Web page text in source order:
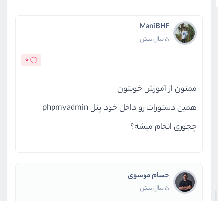
ManiBHF
5 سال پیش
0
ممنون از آموزش خوبتون
همین دستورات رو داخل خود پنل phpmyadmin
چجوری انجام میشه؟
حسام موسوی
5 سال پیش